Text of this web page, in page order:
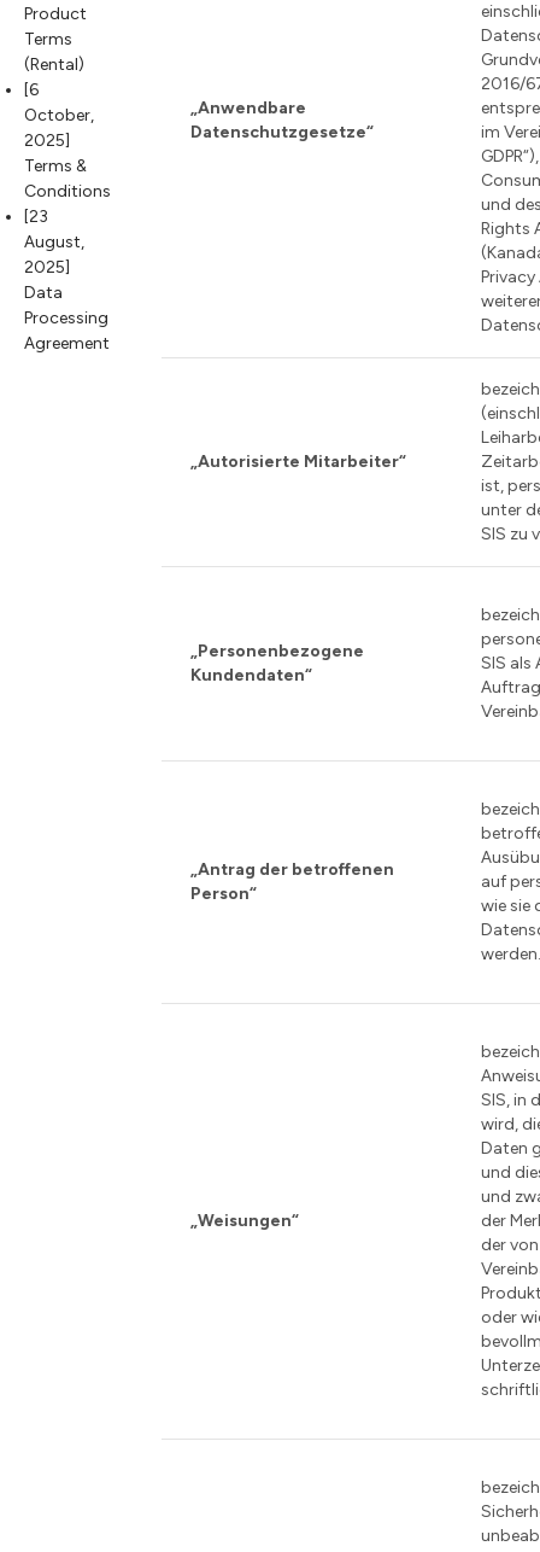
Product
Terms
(Rental)
[6
October,
2025]
Terms &
Conditions
[23
August,
2025]
Data
Processing
Agreement
„Anwendbare
Datenschutzgesetze“
2016/
im
und
Rights
„Autorisierte Mitarbeiter“
ist,
unter
SIS zu
„Personenbezogene
Kundendaten“
SIS
„Antrag der betroffenen
Person“
auf
wie sie
„Weisungen“
SIS, in
wird,
Daten
und
und
der
der
oder